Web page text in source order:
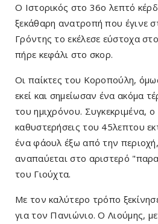
O Iστορικός στο 36ο λεπτό
ξεκάθαρη ανατροπή που έγινε
Γρόντης το εκέλεσε εύστοχα
πήρε κεφάλι στο σκορ.
Οι παίκτες του Κοροπούλη,
εκεί και σημείωσαν ένα ακόμα
του ημιχρόνου. Συγκεκριμένα, ο
καθυστερήσεις του 45λεπτου
ένα φάουλ έξω από την
αναπαύεται στο αριστερό
του Γιούχτα.
Με τον καλύτερο τρόπο
για τον Πανιώνιο. Ο Λιούμης,